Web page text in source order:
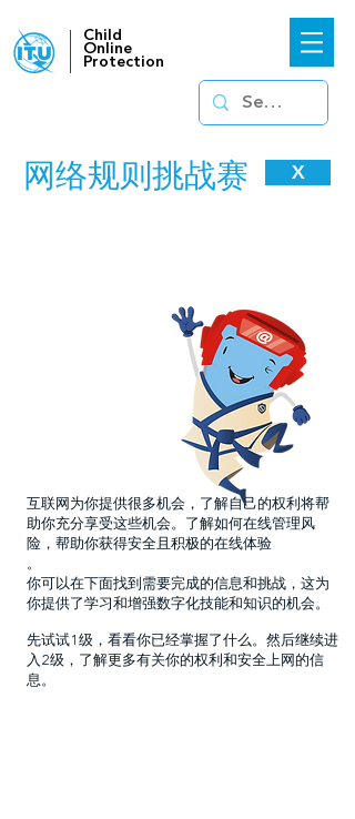
Child
Online
Protection
网络规则挑战赛 X
互联网为你提供很多机会，了解自己的权利将帮
助你充分享受这些机会。了解如何在线管理风
险，帮助你获得安全且积极的在线体验
。
你可以在下面找到需要完成的信息和挑战，这为
你提供了学习和增强数字化技能和知识的机会。
先试试1级，看看你已经掌握了什么。然后继续进
入2级，了解更多有关你的权利和安全上网的信
息。
Instagram上找我们